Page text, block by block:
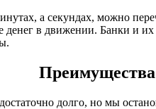
а секундах, можно
в движении. Банки и
Преимущества
долго, но мы